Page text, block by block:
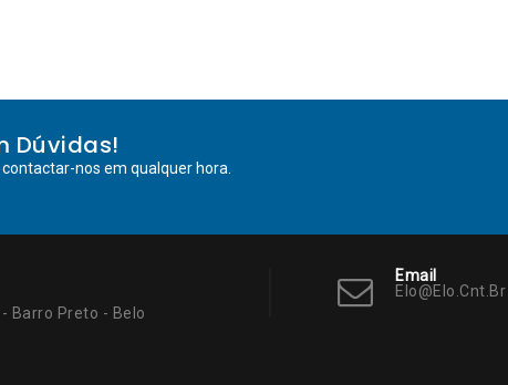
Dúvidas!
nos em qualquer hora.
Barro Preto - Belo
Email
Elo@elo.cnt.br